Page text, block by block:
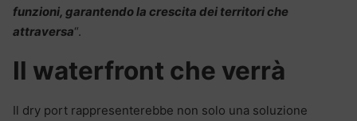
funzioni, garantendo la crescita dei territori che
attraversa“.
Il waterfront che verrà
Il dry port rappresenterebbe non solo una soluzione